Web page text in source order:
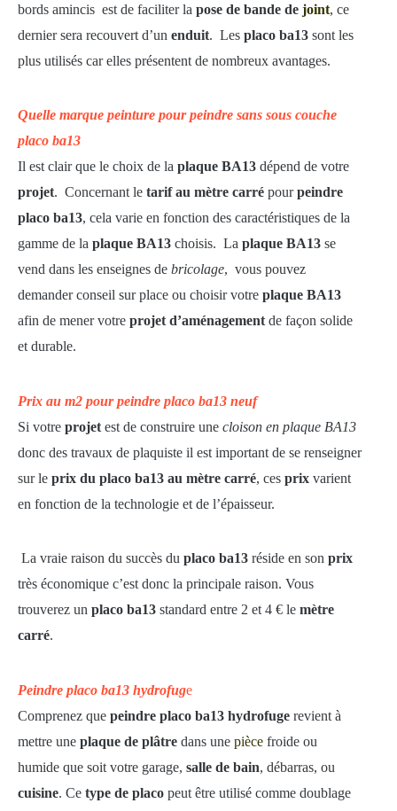
bords amincis est de faciliter la pose de bande de joint, ce
dernier sera recouvert d’un enduit. Les placo ba13 sont les
plus utilisés car elles présentent de nombreux avantages.
Quelle marque peinture pour peindre sans sous couche
placo ba13
Il est clair que le choix de la plaque BA13 dépend de votre
projet. Concernant le tarif au mètre carré pourpeindre
placo ba13, cela varie en fonction des caractéristiques de la
gamme de la plaque BA13 choisis. La plaque BA13 se
vend dans les enseignes de bricolage, vous pouvez
demander conseil sur place ou choisir votre plaque BA13
afin de mener votre projet d’aménagement de façon solide
et durable.
Prix au m2 pour peindre placo ba13 neuf
Si votre projet est de construire une cloison en plaque BA13
donc des travaux de plaquiste il est important de se renseigner
sur le prix du placo ba13 au mètre carré, ces prix varient
en fonction de la technologie et de l’épaisseur.
La vraie raison du succès du placo ba13 réside en son prix
très économique c’est donc la principale raison. Vous
trouverez un placo ba13 standard entre 2 et 4 € le mètre
carré.
Peindre placo ba13 hydrofuge
Comprenez que peindre placo ba13 hydrofuge revient à
mettre une plaque de plâtre dans une pièce froide ou
humide que soit votre garage, salle de bain, débarras, ou
cuisine. Ce type de placo peut être utilisé comme doublage